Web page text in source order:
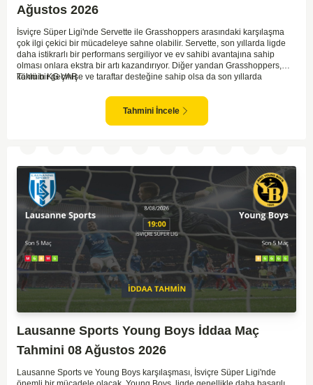
Ağustos 2026
İsviçre Süper Ligi'nde Servette ile Grasshoppers arasındaki karşılaşma
çok ilgi çekici bir mücadeleye sahne olabilir. Servette, son yıllarda ligde
daha istikrarlı bir performans sergiliyor ve ev sahibi avantajına sahip
olması onlara ekstra bir artı kazandırıyor. Diğer yandan Grasshoppers,
köklü bir geçmişe ve taraftar desteğine sahip olsa da son yıllarda
genellikle maçlarda gol yollarında etkili olurken, Grasshoppers savunma
anlamında zaman zaman sorunlar yaşayabiliyor. Bu durumda,
karşılaşmanın gollü geçmesi muhtemel gözüküyor. İki takımın oyun tarzını
Tahmin KG VAR
Tahmini İncele
Lausanne Sports Young Boys İddaa Maç
Tahmini 08 Ağustos 2026
Lausanne Sports ve Young Boys karşılaşması, İsviçre Süper Ligi'nde